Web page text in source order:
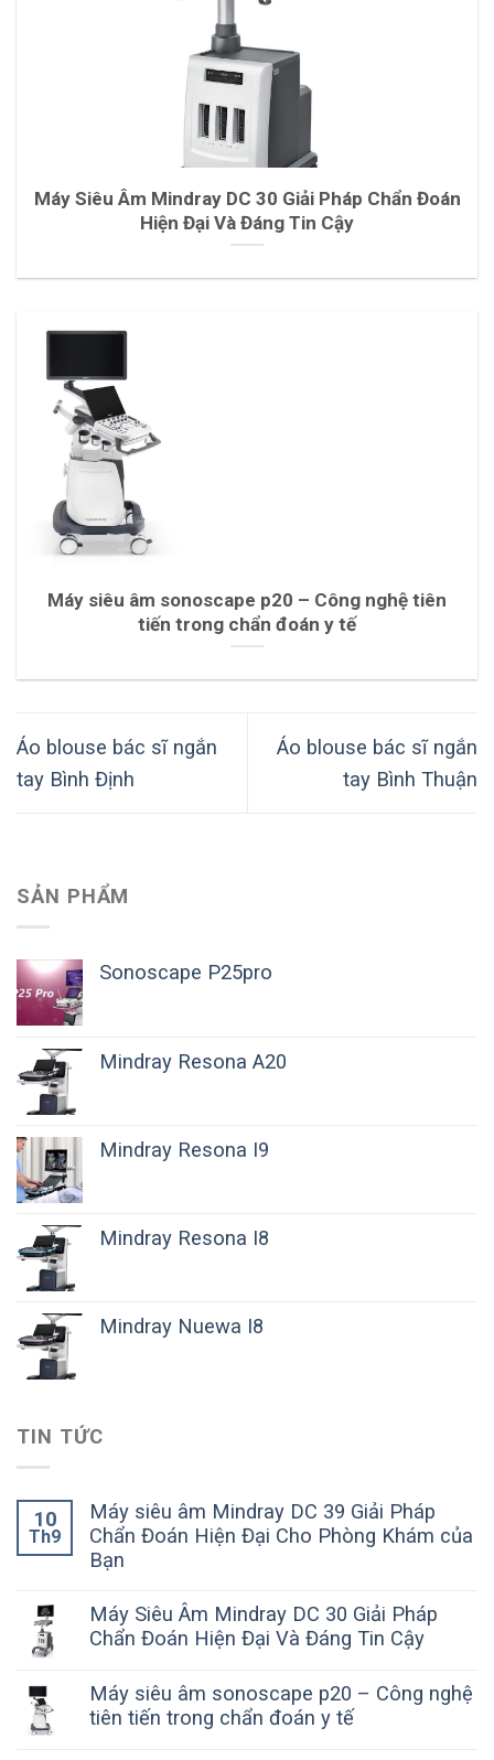
Máy Siêu Âm Mindray DC 30 Giải Pháp Chẩn Đoán
Hiện Đại Và Đáng Tin Cậy
Máy siêu âm sonoscape p20 – Công nghệ tiên
tiến trong chẩn đoán y tế
Áo blouse bác sĩ ngắn
tay Bình Định
Áo blouse bác sĩ ngắn
tay Bình Thuận
SẢN PHẨM
Sonoscape P25pro
Mindray Resona A20
Mindray Resona I9
Mindray Resona I8
Mindray Nuewa I8
TIN TỨC
10
Th9
Máy siêu âm Mindray DC 39 Giải Pháp
Chẩn Đoán Hiện Đại Cho Phòng Khám của
Bạn
Máy Siêu Âm Mindray DC 30 Giải Pháp
Chẩn Đoán Hiện Đại Và Đáng Tin Cậy
Máy siêu âm sonoscape p20 – Công nghệ
tiên tiến trong chẩn đoán y tế